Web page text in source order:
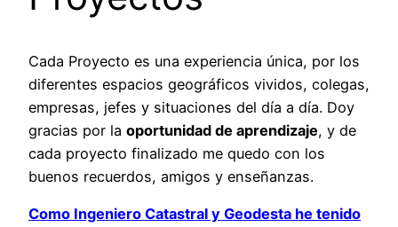
Cada Proyecto es una experiencia única, por los
diferentes espacios geográficos vividos, colegas,
empresas, jefes y situaciones del día a día. Doy
gracias por la oportunidad de aprendizaje, y de
cada proyecto finalizado me quedo con los
buenos recuerdos, amigos y enseñanzas.
Como Ingeniero Catastral y Geodesta he tenido